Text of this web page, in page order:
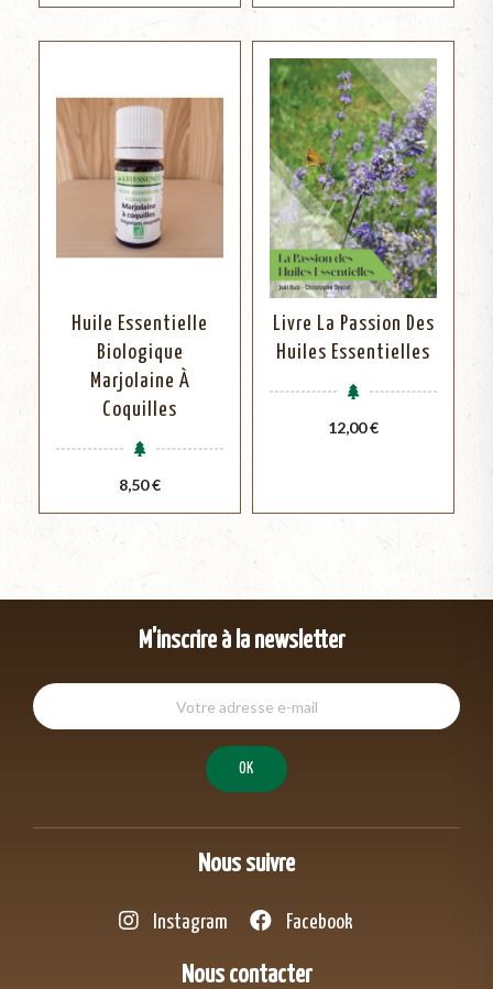
Huile Essentielle
Biologique
Marjolaine À
Coquilles
Prix
8,50 €
Livre La Passion Des
Huiles Essentielles
Prix
12,00 €
M'inscrire à la newsletter
Nous suivre
Instagram Facebook
Nous contacter